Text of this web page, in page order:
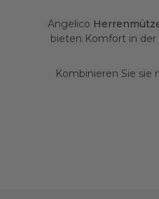
Angelico
bieten Komfort in der
Kombinieren Sie